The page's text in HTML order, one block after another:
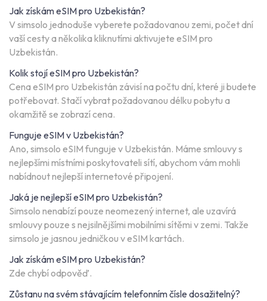
Jak získám eSIM pro Uzbekistán?
V simsolo jednoduše vyberete požadovanou zemi, počet dní
vaší cesty a několika kliknutími aktivujete eSIM pro
Uzbekistán.
Kolik stojí eSIM pro Uzbekistán?
Cena eSIM pro Uzbekistán závisí na počtu dní, které ji budete
potřebovat. Stačí vybrat požadovanou délku pobytu a
okamžitě se zobrazí cena.
Funguje eSIM v Uzbekistán?
Ano, simsolo eSIM funguje v Uzbekistán. Máme smlouvy s
nejlepšími místními poskytovateli sítí, abychom vám mohli
nabídnout nejlepší internetové připojení.
Jaká je nejlepší eSIM pro Uzbekistán?
Simsolo nenabízí pouze neomezený internet, ale uzavírá
smlouvy pouze s nejsilnějšími mobilními sítěmi v zemi. Takže
simsolo je jasnou jedničkou v eSIM kartách.
Jak získám eSIM pro Uzbekistán?
Zde chybí odpověď.
Zůstanu na svém stávajícím telefonním čísle dosažitelný?